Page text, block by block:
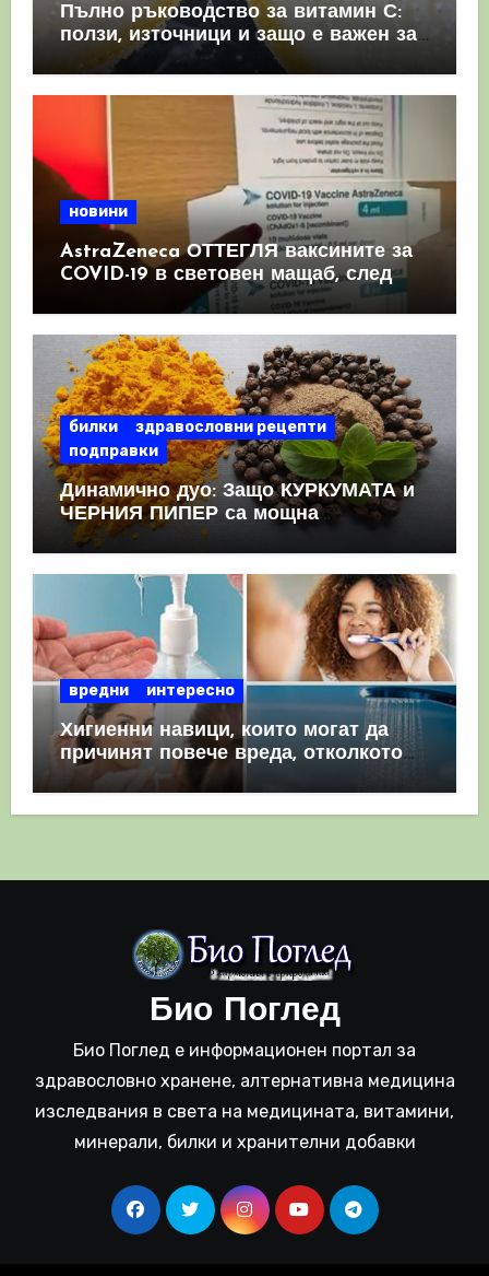
Пълно ръководство за витамин С:
ползи, източници и защо е важен за
имунната система
новини
AstraZeneca ОТТЕГЛЯ ваксините за
COVID-19 в световен мащаб, след
като призна, че те причиняват
КРЪВНИ съсиреци
билки
здравословни рецепти
подправки
Динамично дуо: Защо КУРКУМАТА и
ЧЕРНИЯ ПИПЕР са мощна
комбинация
вредни интересно
Хигиенни навици, които могат да
причинят повече вреда, отколкото
полза
Био Поглед
Био Поглед е информационен портал за
здравословно хранене, алтернативна медицина
изследвания в света на медицината, витамини,
минерали, билки и хранителни добавки